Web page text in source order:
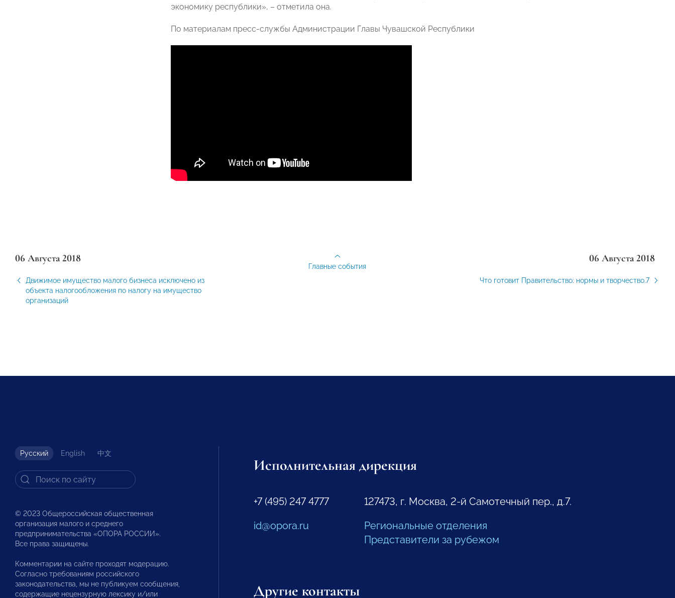
экономику республики», – отметила она.
По материалам пресс-службы Администрации Главы Чувашской Республики
06 Августа 2018
Движимое имущество малого бизнеса исключено из
объекта налогообложения по налогу на имущество
организаций
06 Августа 2018
Что готовит Правительство: нормы и творчество.7
Главные события
Русский English 中文
© 2023 Общероссийская общественная
организация малого и среднего
предпринимательства «ОПОРА РОССИИ».
Все права защищены.
Комментарии на сайте проходят модерацию.
Согласно требованиям российского
законодательства, мы не публикуем сообщения,
содержащие нецензурную лексику и/или
Исполнительная дирекция
+7 (495) 247 4777
id@opora.ru
127473, г. Москва, 2-й Самотечный пер., д.7.
Региональные отделения
Представители за рубежом
Другие контакты